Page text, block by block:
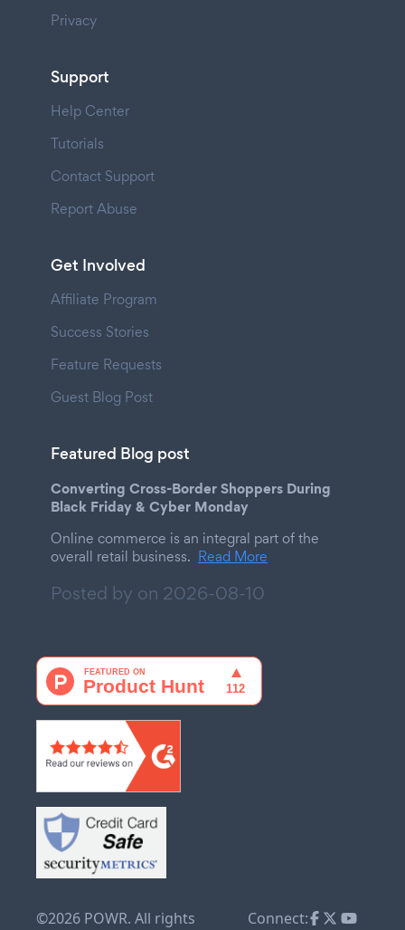
Privacy
Support
Help Center
Tutorials
Contact Support
Report Abuse
Get Involved
Affiliate Program
Success Stories
Feature Requests
Guest Blog Post
Featured Blog post
Converting Cross-Border Shoppers During
Black Friday & Cyber Monday
Online commerce is an integral part of the
overall retail business. Read More
Posted by on 2026-08-10
©2026 POWR. All rights
Connect: